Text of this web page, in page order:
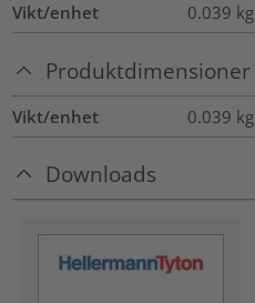
Vikt/enhet
0.039 kg
Produktdimensioner
Vikt/enhet 0.039 kg
Downloads